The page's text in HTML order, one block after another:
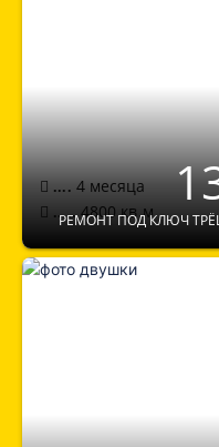
РЕМОНТ ПОД КЛЮЧ
.... 4 месяца
.....4800кв.м.